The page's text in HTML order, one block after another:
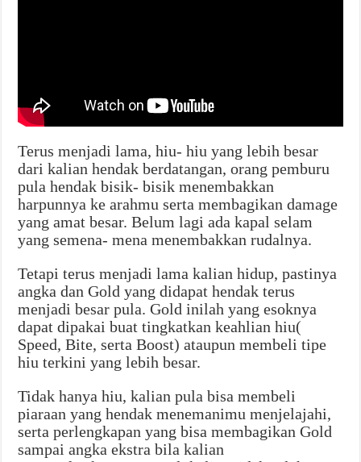
Terus menjadi lama, hiu- hiu yang lebih besar
dari kalian hendak berdatangan, orang pemburu
pula hendak bisik- bisik menembakkan
harpunnya ke arahmu serta membagikan damage
yang amat besar. Belum lagi ada kapal selam
yang semena- mena menembakkan rudalnya.
Tetapi terus menjadi lama kalian hidup, pastinya
angka dan Gold yang didapat hendak terus
menjadi besar pula. Gold inilah yang esoknya
dapat dipakai buat tingkatkan keahlian hiu(
Speed, Bite, serta Boost) ataupun membeli tipe
hiu terkini yang lebih besar.
Tidak hanya hiu, kalian pula bisa membeli
piaraan yang hendak menemanimu menjelajahi,
serta perlengkapan yang bisa membagikan Gold
sampai angka ekstra bila kalian